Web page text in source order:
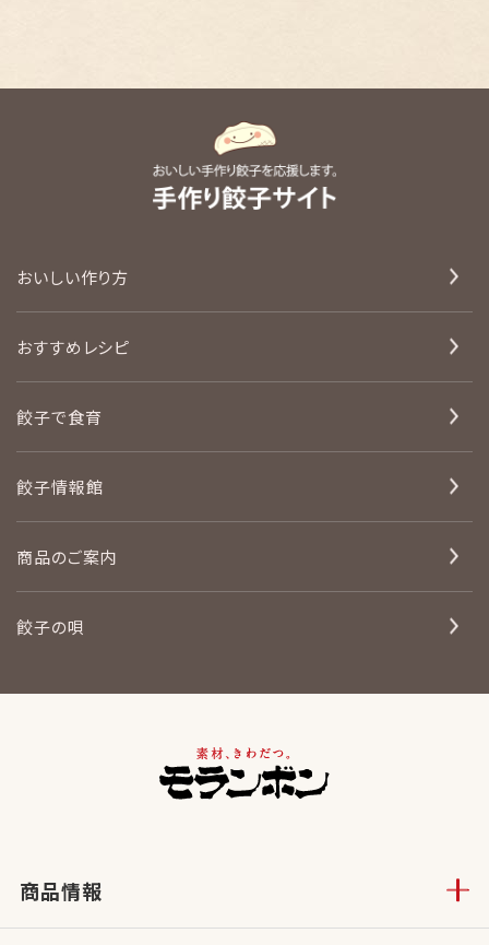
おいしい作り方
おすすめレシピ
餃子で食育
餃子情報館
商品のご案内
餃子の唄
商品情報